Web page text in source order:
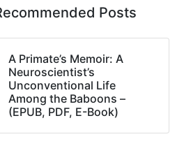
Posts
A Primate’s Memoir: A
Neuroscientist’s
Unconventional Life
Among the Baboons –
(EPUB, PDF, E-Book)